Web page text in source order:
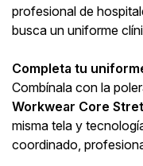
profesional de
busca un uniforme
Completa tu
Combínala con la
Workwear Core
misma tela y
coordinado,